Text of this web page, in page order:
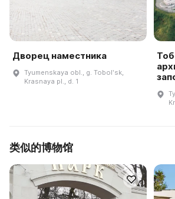
Дворец наместника
Tyumenskaya obl., g. Tobolʹsk,
Krasnaya pl., d. 1
类似的博物馆